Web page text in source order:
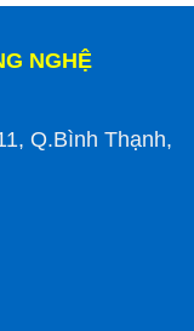
NGHỆ
Q.Bình Thạnh,